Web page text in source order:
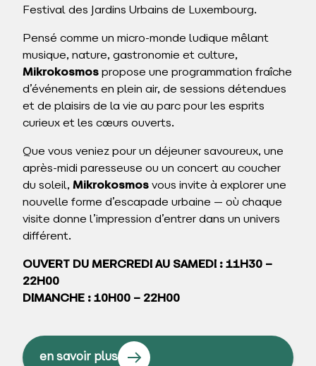
Festival des Jardins Urbains de Luxembourg.
Pensé comme un micro-monde ludique mêlant
musique, nature, gastronomie et culture,
Mikrokosmos propose une programmation fraîche
d’événements en plein air, de sessions détendues
et de plaisirs de la vie au parc pour les esprits
curieux et les cœurs ouverts.
Que vous veniez pour un déjeuner savoureux, une
après-midi paresseuse ou un concert au coucher
du soleil, Mikrokosmos vous invite à explorer une
nouvelle forme d’escapade urbaine — où chaque
visite donne l’impression d’entrer dans un univers
différent.
OUVERT DU MERCREDI AU SAMEDI : 11H30 –
22H00
DIMANCHE : 10H00 – 22H00
en savoir plus